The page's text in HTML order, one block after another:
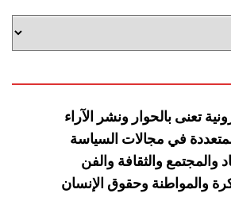
تعنى بالحوار ونشر الآراء
في مجالات السياسة
والمجتمع والثقافة والفن
والمواطنة وحقوق الإنسان